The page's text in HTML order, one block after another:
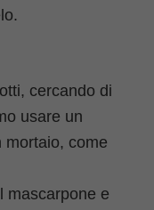
cercando di
usare un
mortaio, come
mascarpone e